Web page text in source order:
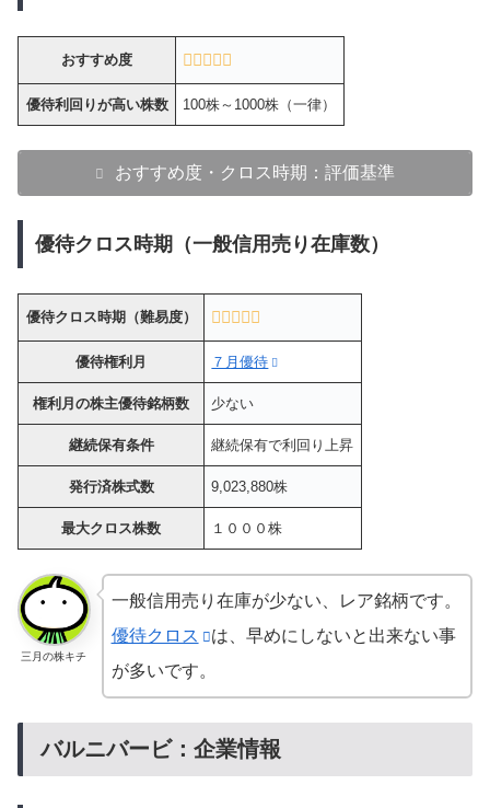
おすすめ度
優待利回りが高い株数 100株～1000株（一律）
おすすめ度・クロス時期：評価基準
優待クロス時期（一般信用売り在庫数）
優待クロス時期（難易度）
優待権利月 ７月優待
権利月の株主優待銘柄数 少ない
継続保有条件 継続保有で利回り上昇
発行済株式数 9,023,880株
最大クロス株数 １０００株
三月の株キチ
一般信用売り在庫が少ない、レア銘柄です。
優待クロス
は、早めにしないと出来ない事
が多いです。
バルニバービ：企業情報